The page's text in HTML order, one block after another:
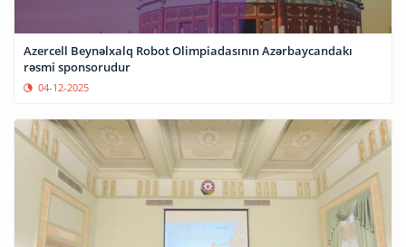
Azercell Beynəlxalq Robot Olimpiadasının Azərbaycandakı
rəsmi sponsorudur
04-12-2025